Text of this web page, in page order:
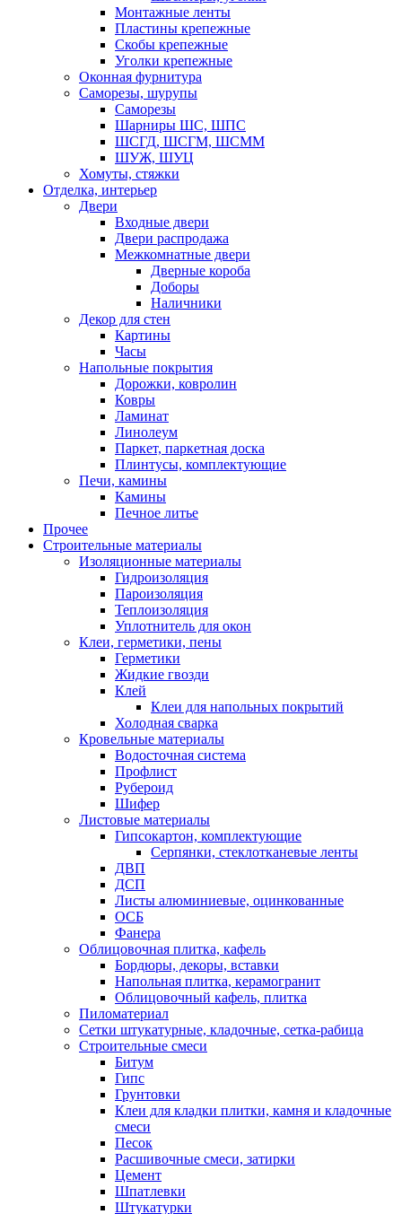
Монтажные ленты
Пластины крепежные
Скобы крепежные
Уголки крепежные
Оконная фурнитура
Саморезы, шурупы
Саморезы
Шарниры ШС, ШПС
ШСГД, ШСГМ, ШСММ
ШУЖ, ШУЦ
Хомуты, стяжки
Отделка, интерьер
Двери
Входные двери
Двери распродажа
Межкомнатные двери
Дверные короба
Доборы
Наличники
Декор для стен
Картины
Часы
Напольные покрытия
Дорожки, ковролин
Ковры
Ламинат
Линолеум
Паркет, паркетная доска
Плинтусы, комплектующие
Печи, камины
Камины
Печное литье
Прочее
Строительные материалы
Изоляционные материалы
Гидроизоляция
Пароизоляция
Теплоизоляция
Уплотнитель для окон
Клеи, герметики, пены
Герметики
Жидкие гвозди
Клей
Клеи для напольных покрытий
Холодная сварка
Кровельные материалы
Водосточная система
Профлист
Рубероид
Шифер
Листовые материалы
Гипсокартон, комплектующие
Серпянки, стеклотканевые ленты
ДВП
ДСП
Листы алюминиевые, оцинкованные
ОСБ
Фанера
Облицовочная плитка, кафель
Бордюры, декоры, вставки
Напольная плитка, керамогранит
Облицовочный кафель, плитка
Пиломатериал
Сетки штукатурные, кладочные, сетка-рабица
Строительные смеси
Битум
Гипс
Грунтовки
Клеи для кладки плитки, камня и кладочные
смеси
Песок
Расшивочные смеси, затирки
Цемент
Шпатлевки
Штукатурки